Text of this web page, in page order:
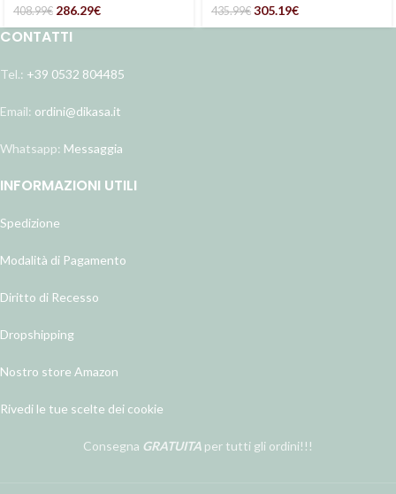
408.99€ 286.29€ 435.99€ 305.19€
CONTATTI
Tel.: +39 0532 804485
Email: ordini@dikasa.it
Whatsapp: Messaggia
INFORMAZIONI UTILI
Spedizione
Modalità di Pagamento
Diritto di Recesso
Dropshipping
Nostro store Amazon
Rivedi le tue scelte dei cookie
Consegna GRATUITA per tutti gli ordini!!!